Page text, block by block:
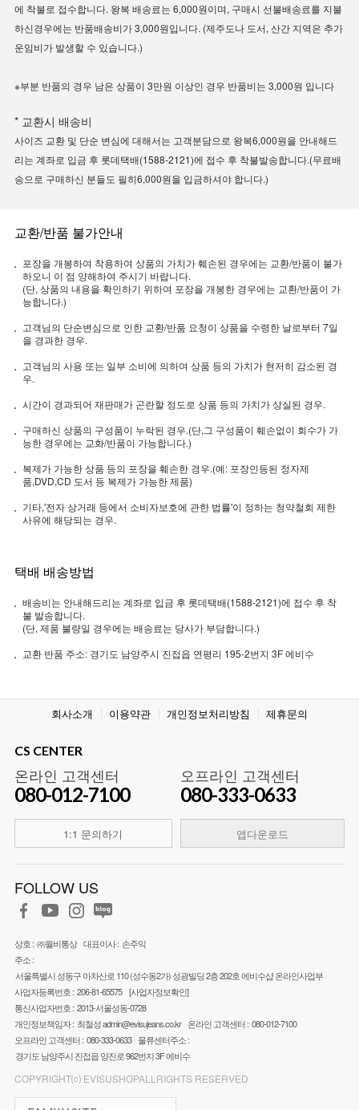
에 착불로 접수합니다. 왕복 배송료는 6,000원이며, 구매시 선불배송료를 지불
하신경우에는 반품배송비가 3,000원입니다. (제주도나 도서, 산간 지역은 추가
운임비가 발생할 수 있습니다.)
※부분 반품의 경우 남은 상품이 3만원 이상인 경우 반품비는 3,000원 입니다
* 교환시 배송비
사이즈 교환 및 단순 변심에 대해서는 고객분담으로 왕복6,000원을 안내해드
리는 계좌로 입금 후 롯데택배(1588-2121)에 접수 후 착불발송합니다.(무료배
송으로 구매하신 분들도 필히6,000원을 입금하셔야 합니다.)
교환/반품 불가안내
포장을 개봉하여 착용하여 상품의 가치가 훼손된 경우에는 교환/반품이 불가
하오니 이 점 양해하여 주시기 바랍니다.
(단, 상품의 내용을 확인하기 위하여 포장을 개봉한 경우에는 교환/반품이 가
능합니다.)
고객님의 단순변심으로 인한 교환/반품 요청이 상품을 수령한 날로부터 7일
을 경과한 경우.
고객님의 사용 또는 일부 소비에 의하여 상품 등의 가치가 현저히 감소된 경
우.
시간이 경과되어 재판매가 곤란할 정도로 상품 등의 가치가 상실된 경우.
구매하신 상품의 구성품이 누락된 경우.(단,그 구성품이 훼손없이 회수가 가
능한 경우에는 교화/반품이 가능합니다.)
복제가 가능한 상품 등의 포장을 훼손한 경우.(예: 포장인등된 정자제
품,DVD,CD 도서 등 복제가 가능한 제품)
기타,'전자 상거래 등에서 소비자보호에 관한 법률'이 정하는 청약철회 제한
사유에 해당되는 경우.
택배 배송방법
배송비는 안내해드리는 계좌로 입금 후 롯데택배(1588-2121)에 접수 후 착
불 발송합니다.
(단, 제품 불량일 경우에는 배송료는 당사가 부담합니다.)
교환 반품 주소: 경기도 남양주시 진접읍 연평리 195-2번지 3F 에비수
회사소개 이용약관 개인정보처리방침 제휴문의
CS CENTER
온라인 고객센터
080-012-7100
1:1 문의하기
오프라인 고객센터
080-333-0633
앱다운로드
FOLLOW US
상호 : ㈜월비통상 대표이사 : 손주익
주소 :
서울특별시 성동구 아차산로 110 (성수동2가) 성광빌딩 2층 202호 에비수샵 온라인사업부
사업자등록번호 : 206-81-65575 [사업자정보확인]
통신사업자번호 : 2013-서울성동-0728
개인정보책임자 : 최철성admin@evisujeans.co.kr 온라인 고객센터 : 080-012-7100
오프라인 고객센터 : 080-333-0633 물류센터주소 :
경기도 남양주시 진접읍 양진로 962번지 3F 에비수
COPYRIGHT⒞ EVISUSHOPALLRIGHTS RESERVED